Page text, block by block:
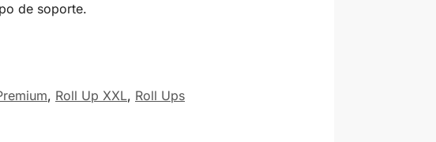
de soporte.
, Roll Up XXL, Roll Ups